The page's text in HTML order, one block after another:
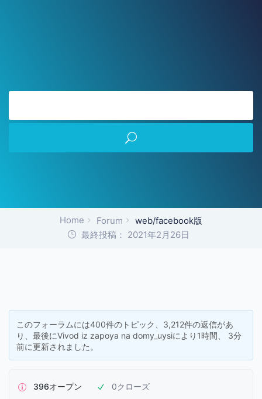
Home Forum
web/facebook版
最終投稿： 2021年2月26日
このフォーラムには400件のトピック、3,212件の返信があ
り、最後にVivod iz zapoya na domy_uysiにより 1時間、 3分
前に更新されました。
396オープン 0クローズ